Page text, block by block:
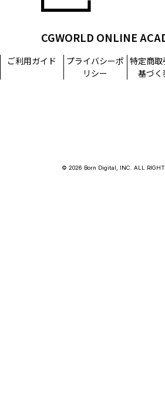
CGWORLD ONLINE
ご利用ガイド
プライバシーポ
リシー
特定商取
基づく
© 2026 Born Digital, INC. ALL